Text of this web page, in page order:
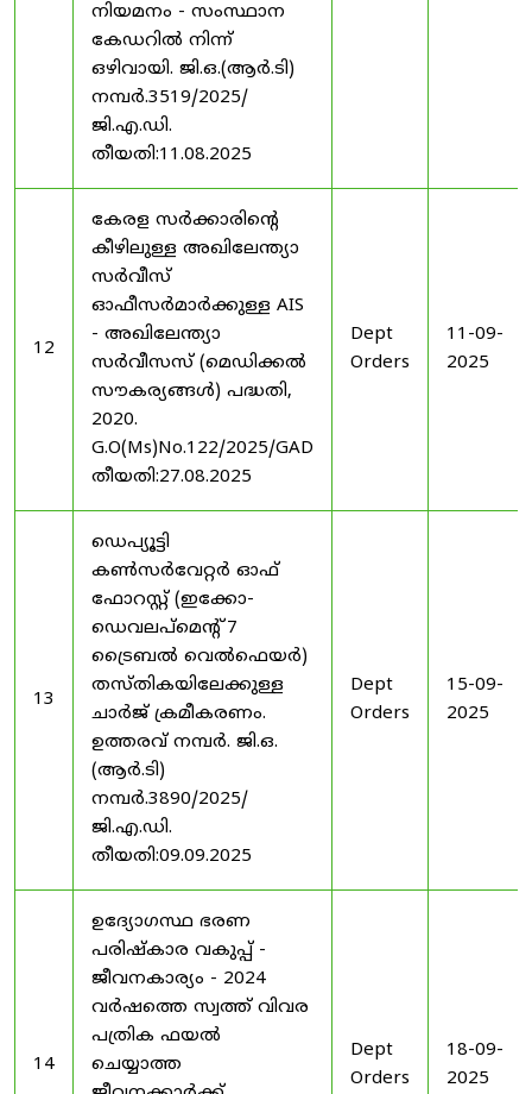
നിയമനം - സംസ്ഥാന
കേഡറിൽ നിന്ന്
ഒഴിവായി. ജി.ഒ.(ആർ.ടി)
നമ്പർ.3519/2025/
ജി.എ.ഡി.
തീയതി:11.08.2025
12
കേരള സർക്കാരിന്റെ
കീഴിലുള്ള അഖിലേന്ത്യാ
സർവീസ്
ഓഫീസർമാർക്കുള്ള AIS
- അഖിലേന്ത്യാ
സർവീസസ് (മെഡിക്കൽ
സൗകര്യങ്ങൾ) പദ്ധതി,
2020.
G.O(Ms)No.122/2025/GAD
തീയതി:27.08.2025
Dept
Orders
11-09-
2025
13
ഡെപ്യൂട്ടി
കൺസർവേറ്റർ ഓഫ്
ഫോറസ്റ്റ് (ഇക്കോ-
ഡെവലപ്മെന്റ് 7
ട്രൈബൽ വെൽഫെയർ)
തസ്തികയിലേക്കുള്ള
ചാർജ് ക്രമീകരണം.
ഉത്തരവ് നമ്പർ. ജി.ഒ.
(ആർ.ടി)
നമ്പർ.3890/2025/
ജി.എ.ഡി.
തീയതി:09.09.2025
Dept
Orders
15-09-
2025
14
ഉദ്യോഗസ്ഥ ഭരണ
പരിഷ്കാര വകുപ്പ് -
ജീവനകാര്യം - 2024
വർഷത്തെ സ്വത്ത് വിവര
പത്രിക ഫയൽ
ചെയ്യാത്ത
Dept
Orders
18-09-
2025